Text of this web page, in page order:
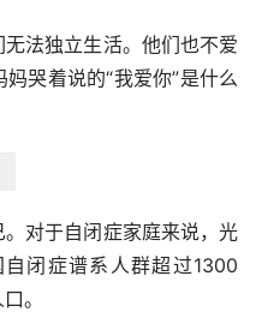
法独立生活。他们也不爱
哭着说的“我爱你”是什么
对于自闭症家庭来说，光
闭症谱系人群超过1300
。